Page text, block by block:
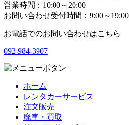
営業時間：10:00～20:00
お問い合わせ受付時間：9:00～19:00
お電話でのお問い合わせはこちら
092-984-3907
ホーム
レンタカーサービス
注文販売
廃車・買取